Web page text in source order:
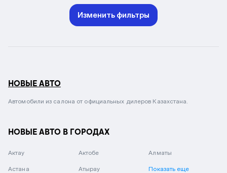
Изменить фильтры
НОВЫЕ АВТО
Автомобили из салона от официальных дилеров Казахстана.
НОВЫЕ АВТО В ГОРОДАХ
Актау Актобе Алматы
Астана Атырау Показать еще